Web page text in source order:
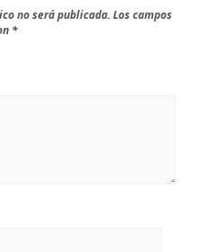
no será publicada. Los campos
*